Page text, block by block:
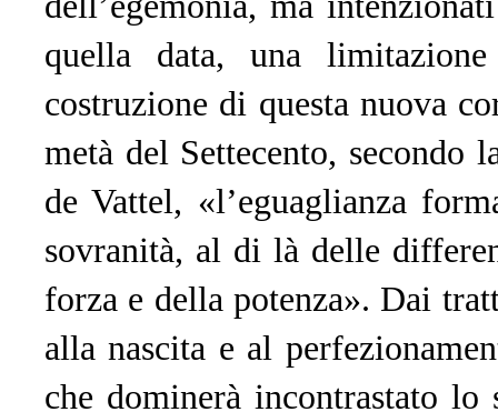
quella data, una
costruzione di questa nuova
metà del Settecento, secondo
de Vattel, «l’eguaglianza
sovranità, al di là delle
forza e della potenza». Dai
alla nascita e al
che dominerà incontrastato